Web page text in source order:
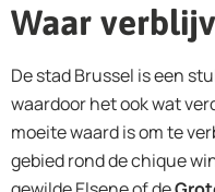
Waar
De stad Brussel is een
waardoor het ook wat
moeite waard is om te
gebied rond de chique